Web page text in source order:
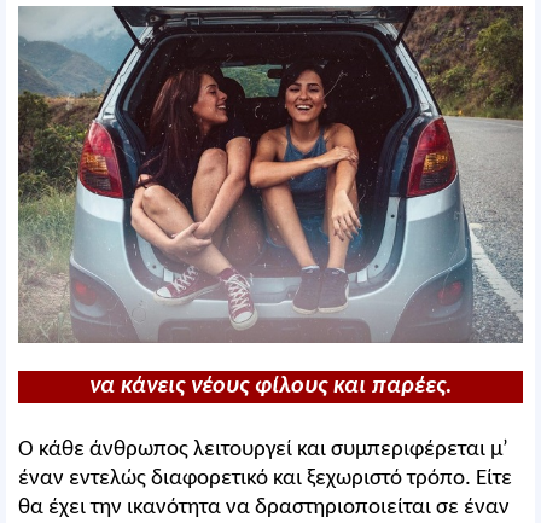
να κάνεις νέους φίλους και παρέες.
Ο κάθε άνθρωπος λειτουργεί και συμπεριφέρεται μ’
έναν εντελώς διαφορετικό και ξεχωριστό τρόπο. Είτε
θα έχει την ικανότητα να δραστηριοποιείται σε έναν